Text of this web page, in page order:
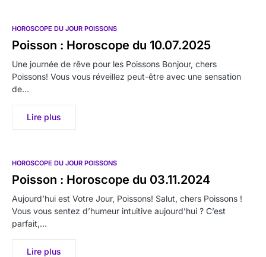
HOROSCOPE DU JOUR POISSONS
Poisson : Horoscope du 10.07.2025
Une journée de rêve pour les Poissons Bonjour, chers
Poissons! Vous vous réveillez peut-être avec une sensation
de…
Lire plus
HOROSCOPE DU JOUR POISSONS
Poisson : Horoscope du 03.11.2024
Aujourd’hui est Votre Jour, Poissons! Salut, chers Poissons !
Vous vous sentez d’humeur intuitive aujourd’hui ? C’est
parfait,…
Lire plus